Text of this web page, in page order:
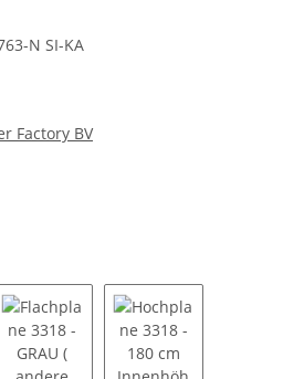
N SI-KA
Factory BV